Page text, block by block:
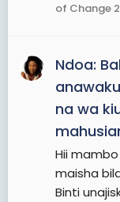
of Change
Ndoa:
na wa
Hii
maisha
Binti